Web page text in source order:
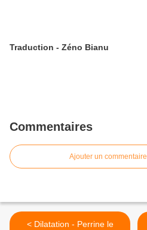
Traduction - Zéno Bianu
Commentaires
Ajouter un commentaire
< Dilatation - Perrine le